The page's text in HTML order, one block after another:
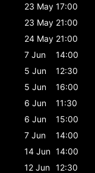
23 May 17:00
23 May 21:00
24 May 21:00
7 Jun
14:00
5 Jun
12:30
5 Jun
16:00
6 Jun
11:30
6 Jun
15:00
7 Jun
14:00
14 Jun 14:00
12 Jun 12:30